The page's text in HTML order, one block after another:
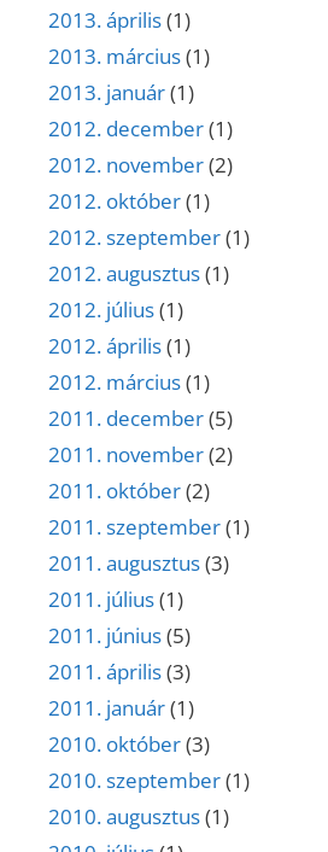
2013. április(1)
2013. március(1)
2013. január(1)
2012. december(1)
2012. november(2)
2012. október(1)
2012. szeptember(1)
2012. augusztus(1)
2012. július(1)
2012. április(1)
2012. március(1)
2011. december(5)
2011. november(2)
2011. október(2)
2011. szeptember(1)
2011. augusztus(3)
2011. július(1)
2011. június(5)
2011. április(3)
2011. január(1)
2010. október(3)
2010. szeptember(1)
2010. augusztus(1)